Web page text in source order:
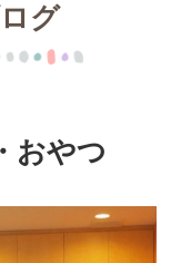
グ
おやつ